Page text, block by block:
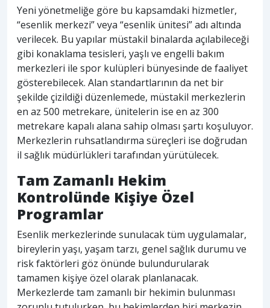
Yeni yönetmeliğe göre bu kapsamdaki hizmetler,
“esenlik merkezi” veya “esenlik ünitesi” adı altında
verilecek. Bu yapılar müstakil binalarda açılabileceği
gibi konaklama tesisleri, yaşlı ve engelli bakım
merkezleri ile spor kulüpleri bünyesinde de faaliyet
gösterebilecek. Alan standartlarının da net bir
şekilde çizildiği düzenlemede, müstakil merkezlerin
en az 500 metrekare, ünitelerin ise en az 300
metrekare kapalı alana sahip olması şartı koşuluyor.
Merkezlerin ruhsatlandırma süreçleri ise doğrudan
il sağlık müdürlükleri tarafından yürütülecek.
Tam Zamanlı Hekim
Kontrolünde Kişiye Özel
Programlar
Esenlik merkezlerinde sunulacak tüm uygulamalar,
bireylerin yaşı, yaşam tarzı, genel sağlık durumu ve
risk faktörleri göz önünde bulundurularak
tamamen kişiye özel olarak planlanacak.
Merkezlerde tam zamanlı bir hekimin bulunması